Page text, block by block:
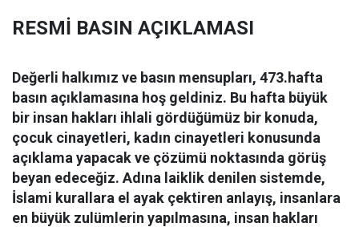
RESMİ BASIN AÇIKLAMASI
Değerli halkımız ve basın mensupları, 473.hafta
basın açıklamasına hoş geldiniz. Bu hafta büyük
bir insan hakları ihlali gördüğümüz bir konuda,
çocuk cinayetleri, kadın cinayetleri konusunda
açıklama yapacak ve çözümü noktasında görüş
beyan edeceğiz. Adına laiklik denilen sistemde,
İslami kurallara el ayak çektiren anlayış, insanlara
en büyük zulümlerin yapılmasına, insan hakları